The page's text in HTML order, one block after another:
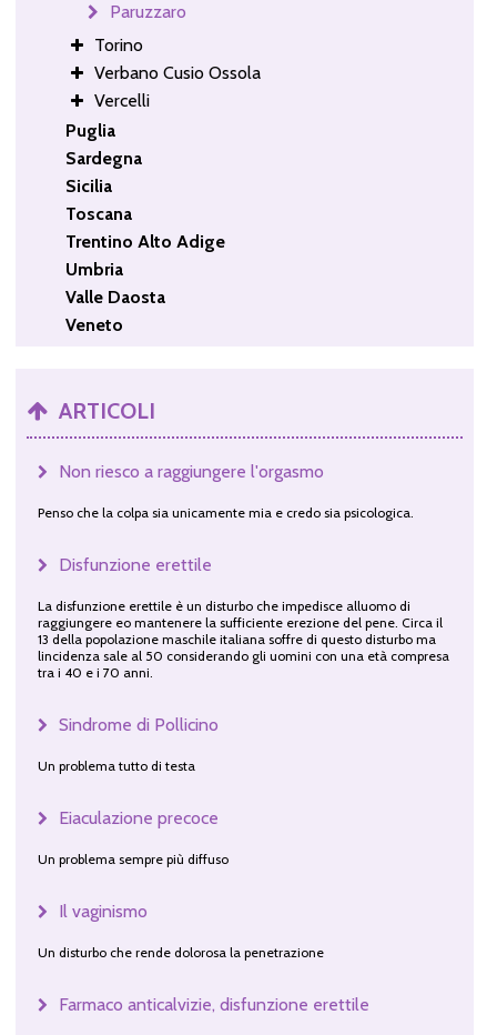
Paruzzaro
Torino
Verbano Cusio Ossola
Vercelli
Puglia
Sardegna
Sicilia
Toscana
Trentino Alto Adige
Umbria
Valle Daosta
Veneto
ARTICOLI
Non riesco a raggiungere l'orgasmo
Penso che la colpa sia unicamente mia e credo sia psicologica.
Disfunzione erettile
La disfunzione erettile è un disturbo che impedisce alluomo di
raggiungere eo mantenere la sufficiente erezione del pene. Circa il
13 della popolazione maschile italiana soffre di questo disturbo ma
lincidenza sale al 50 considerando gli uomini con una età compresa
tra i 40 e i 70 anni.
Sindrome di Pollicino
Un problema tutto di testa
Eiaculazione precoce
Un problema sempre più diffuso
Il vaginismo
Un disturbo che rende dolorosa la penetrazione
Farmaco anticalvizie, disfunzione erettile